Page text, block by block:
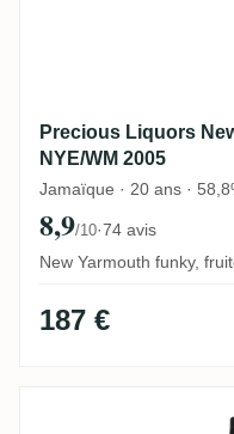
Precious Liquors
NYE/WM 2005
Jamaïque · 20 ans ·
8,9/10·74 avis
New Yarmouth funky,
187 €
Velier Hampden